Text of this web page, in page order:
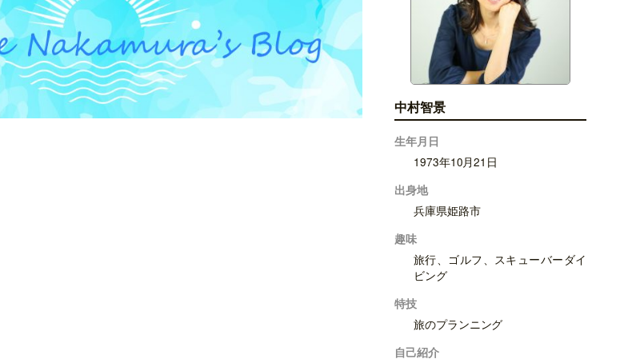
中村智景
生年月日
1973年10月21日
出身地
兵庫県姫路市
趣味
旅行、ゴルフ、スキューバーダイ
ビング
特技
旅のプランニング
自己紹介